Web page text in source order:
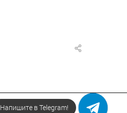
Напишите в Telegram!